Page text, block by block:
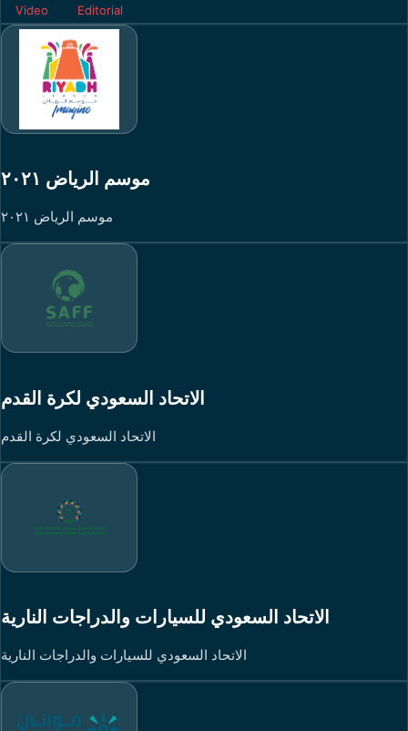
Video Editorial
موسم الرياض ٢٠٢١
موسم الرياض ٢٠٢١
الاتحاد السعودي لكرة القدم
الاتحاد السعودي لكرة القدم
الاتحاد السعودي للسيارات والدراجات النارية
الاتحاد السعودي للسيارات والدراجات النارية